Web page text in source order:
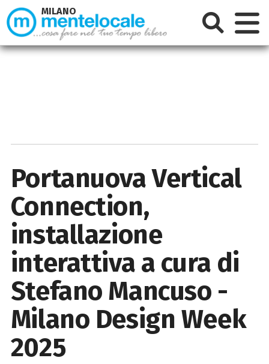
Portanuova Vertical
Connection,
installazione
interattiva a cura di
Stefano Mancuso -
Milano Design Week
2025
MILANO